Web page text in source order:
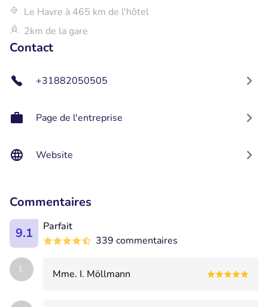
Le Havre à 465 km de l'hôtel
2km de la gare
Contact
+31882050505
Page de l'entreprise
Website
Commentaires
9.1
Parfait
339 commentaires
I. Mme. I. Möllmann